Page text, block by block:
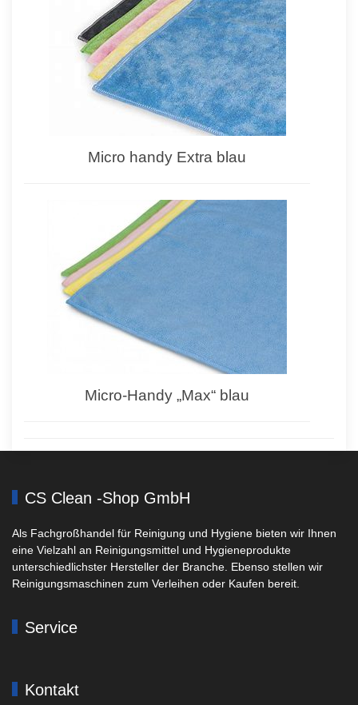
Micro handy Extra blau
Micro-Handy „Max“ blau
CS Clean -Shop GmbH
Als Fachgroßhandel für Reinigung und Hygiene bieten wir Ihnen
eine Vielzahl an Reinigungsmittel und Hygieneprodukte
unterschiedlichster Hersteller der Branche. Ebenso stellen wir
Reinigungsmaschinen zum Verleihen oder Kaufen bereit.
Service
Kontakt